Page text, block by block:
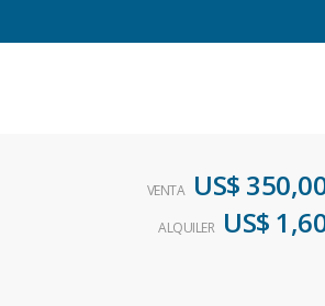
VENTA US$
ALQUILER US$